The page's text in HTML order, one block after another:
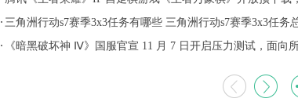
12 月 25 日开测
三角洲行动s7赛季3x3任务有哪些 三角洲行动s7赛季3x3任务
览《暗黑破坏神 Ⅳ》国服官宣 11 月 7 日开启压力测试，面向